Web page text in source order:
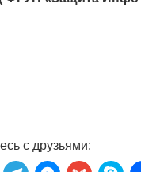
с друзьями: